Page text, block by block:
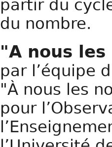
partir du
du nombre.
"A nous
par l’équipe
"À nous les
pour